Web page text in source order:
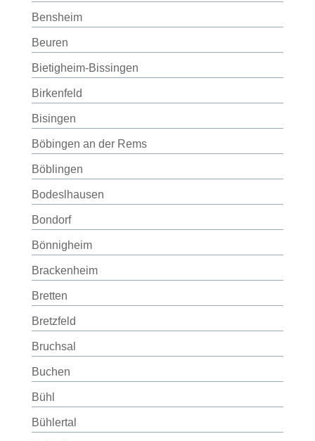
Bensheim
Beuren
Bietigheim-Bissingen
Birkenfeld
Bisingen
Böbingen an der Rems
Böblingen
Bodeslhausen
Bondorf
Bönnigheim
Brackenheim
Bretten
Bretzfeld
Bruchsal
Buchen
Bühl
Bühlertal